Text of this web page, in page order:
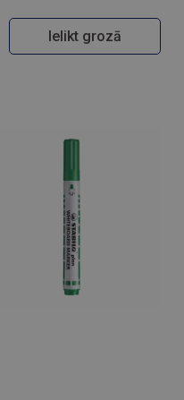
Ielikt grozā